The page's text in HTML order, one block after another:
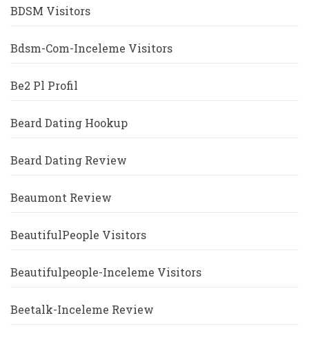
BDSM Visitors
Bdsm-Com-Inceleme Visitors
Be2 Pl Profil
Beard Dating Hookup
Beard Dating Review
Beaumont Review
BeautifulPeople Visitors
Beautifulpeople-Inceleme Visitors
Beetalk-Inceleme Review